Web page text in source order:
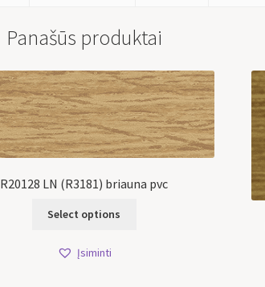
Panašūs produktai
R20128 LN (R3181) briauna pvc
Select options
Įsiminti